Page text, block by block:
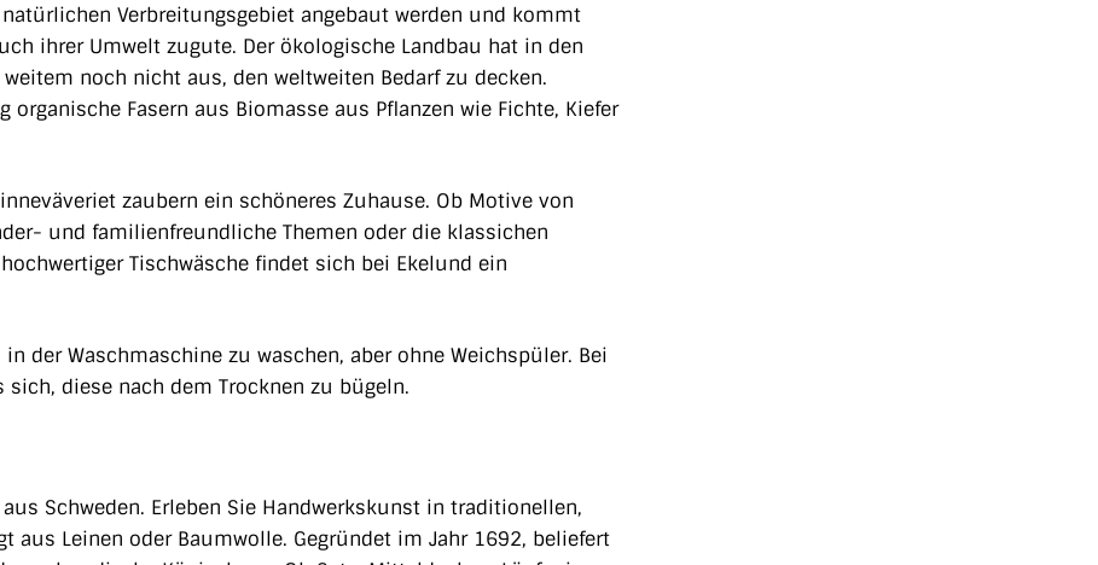
Verbreitungsgebiet angebaut werden und kommt
ihrer Umwelt zugute. Der ökologische Landbau hat in den
noch nicht aus, den weltweiten Bedarf zu decken.
Fasern aus Biomasse aus Pflanzen wie Fichte, Kiefer
zaubern ein schöneres Zuhause. Ob Motive von
und familienfreundliche Themen oder die klassichen
Tischwäsche findet sich bei Ekelund ein
der Waschmaschine zu waschen, aber ohne Weichspüler. Bei
diese nach dem Trocknen zu bügeln.
Schweden. Erleben Sie Handwerkskunst in traditionellen,
aus Leinen oder Baumwolle. Gegründet im Jahr 1692, beliefert